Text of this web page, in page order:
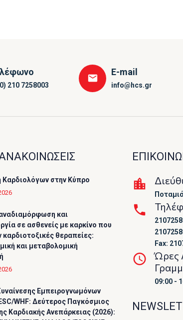
210 7258003
E-mail
info@hcs.gr
Καρδιολόγων στην Κύπρο
και
σε ασθενείς με καρκίνο που
καρδιοτοξικές θεραπείες:
και μεταβολομική
Εμπειρογνωμόνων
WHF: Δεύτερος Παγκόσμιος
Καρδιακής Ανεπάρκειας (2026):
Fax:
Ώρες
09:00 -